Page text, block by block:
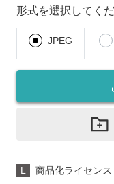
形式を選択してく
JPEG
L 商品化ライセンス